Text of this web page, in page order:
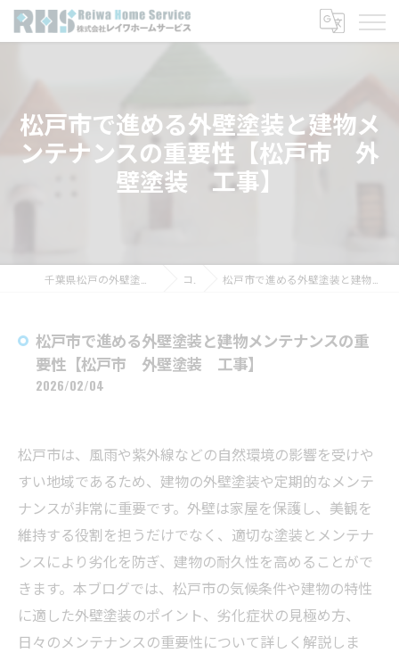
松戸市で進める外壁塗装と建物メ
ンテナンスの重要性【松戸市 外
壁塗装 工事】
コラム 松戸市で進める外壁塗装と建物メンテナンスの重要性【松戸市 外壁塗装 工事】
松戸市で進める外壁塗装と建物メンテナンスの重
要性【松戸市 外壁塗装 工事】
2026/02/04
松戸市は、風雨や紫外線などの自然環境の影響を受けや
すい地域であるため、建物の外壁塗装や定期的なメンテ
ナンスが非常に重要です。外壁は家屋を保護し、美観を
維持する役割を担うだけでなく、適切な塗装とメンテナ
ンスにより劣化を防ぎ、建物の耐久性を高めることがで
きます。本ブログでは、松戸市の気候条件や建物の特性
に適した外壁塗装のポイント、劣化症状の見極め方、
日々のメンテナンスの重要性について詳しく解説しま